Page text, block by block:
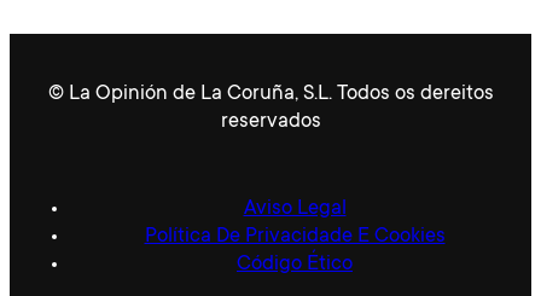
© La Opinión de La Coruña, S.L. Todos os dereitos
reservados
Aviso Legal
Política De Privacidade E Cookies
Código Ético